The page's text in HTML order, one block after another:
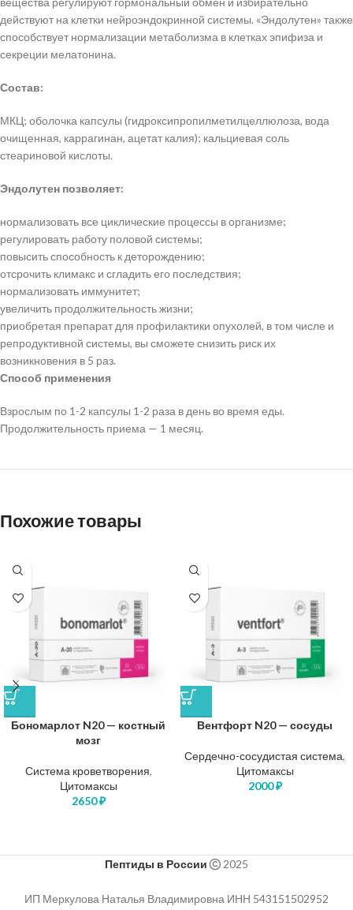
действуют на клетки нейроэндокринной системы. «Эндолутен» также
способствует нормализации метаболизма в клетках эпифиза и
секреции мелатонина.
Состав:
МКЦ; оболочка капсулы (гидроксипропилметилцеллюлоза, вода
очищенная, каррагинан, ацетат калия); кальциевая соль
стеариновой кислоты.
Эндолутен позволяет:
нормализовать все циклические процессы в организме;
регулировать работу половой системы;
повысить способность к деторождению;
отсрочить климакс и сгладить его последствия;
нормализовать иммунитет;
увеличить продолжительность жизни;
приобретая препарат для профилактики опухолей, в том числе и
репродуктивной системы, вы сможете снизить риск их
возникновения в 5 раз.
Способ применения
Взрослым по 1-2 капсулы 1-2 раза в день во время еды.
Продолжительность приема — 1 месяц.
Похожие товары
Бономарлот N20 — костный
мозг
Система кроветворения,
Цитомаксы
2650₽
Вентфорт N20 — сосуды
Сердечно-сосудистая система,
Цитомаксы
2000₽
Пептиды в России 2025
ИП Меркулова Наталья Владимировна ИНН 543151502952